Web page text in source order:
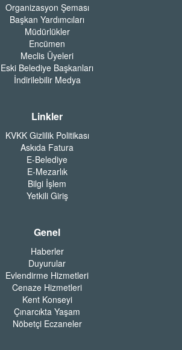
Organizasyon Şeması
Başkan Yardımcıları
Müdürlükler
Encümen
Meclis Üyeleri
Eski Belediye Başkanları
İndirilebilir Medya
Linkler
KVKK Gizlilik Politikası
Askıda Fatura
E-Belediye
E-Mezarlık
Bilgi İşlem
Yetkili Giriş
Genel
Haberler
Duyurular
Evlendirme Hizmetleri
Cenaze Hizmetleri
Kent Konseyi
Çınarcıkta Yaşam
Nöbetçi Eczaneler